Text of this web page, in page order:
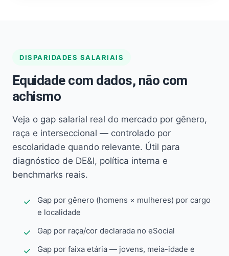
DISPARIDADES SALARIAIS
Equidade com dados, não com
achismo
Veja o gap salarial real do mercado por gênero,
raça e interseccional — controlado por
escolaridade quando relevante. Útil para
diagnóstico de DE&I, política interna e
benchmarks reais.
Gap por gênero (homens × mulheres) por cargo
e localidade
Gap por raça/cor declarada no eSocial
Gap por faixa etária — jovens, meia-idade e